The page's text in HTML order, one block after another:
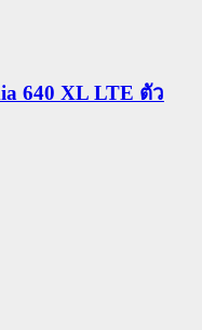
640 XL LTE ตัว